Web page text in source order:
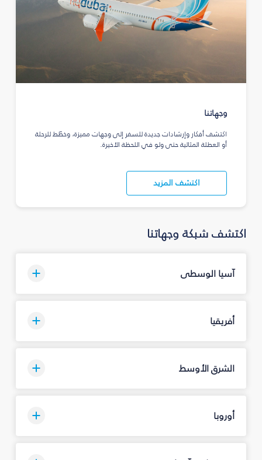
وجهاتنا
اكتشف أفكار وإرشادات جديدة للسفر إلى وجهات مميزة، وخطّط للرحلة
أو العطلة المثالية حتى ولو في اللحظة الأخيرة.
اكتشف المزيد
اكتشف شبكة وجهاتنا
آسيا الوسطى
أفريقيا
الشرق الأوسط
أوروبا